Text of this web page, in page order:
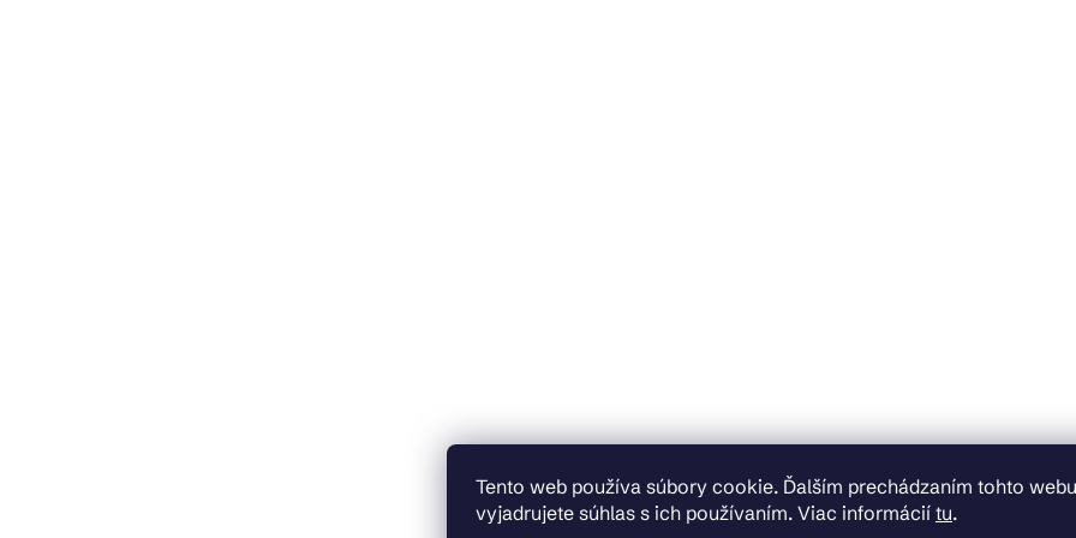
Tento web používa súbory cookie. Ďalším prechádzaním tohto webu
vyjadrujete súhlas s ich používaním. Viac informácií tu.